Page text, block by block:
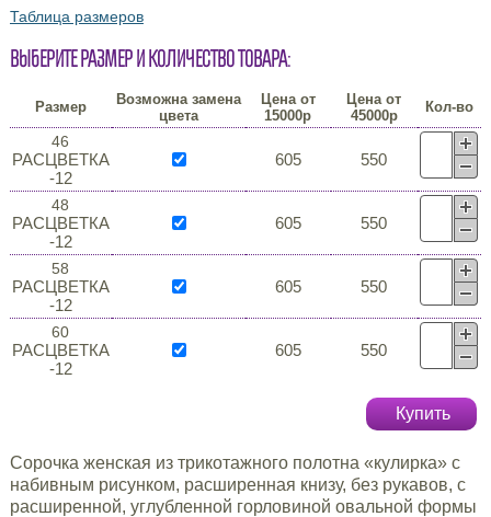
Таблица размеров
Выберите размер и количество товара:
Размер
Возможна замена
цвета
Цена от
15000р
Цена от
45000р
Кол-во
46
РАСЦВЕТКА
-12
605 550
48
РАСЦВЕТКА
-12
605 550
58
РАСЦВЕТКА
-12
605 550
60
РАСЦВЕТКА
-12
605 550
Купить
Сорочка женская из трикотажного полотна «кулирка» с
набивным рисунком, расширенная книзу, без рукавов, с
расширенной, углубленной горловиной овальной формы